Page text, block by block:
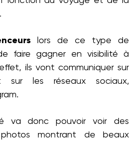
lors de ce type de
faire gagner en visibilité à
ils vont communiquer sur
sur les réseaux sociaux,
va donc pouvoir voir des
montrant de beaux